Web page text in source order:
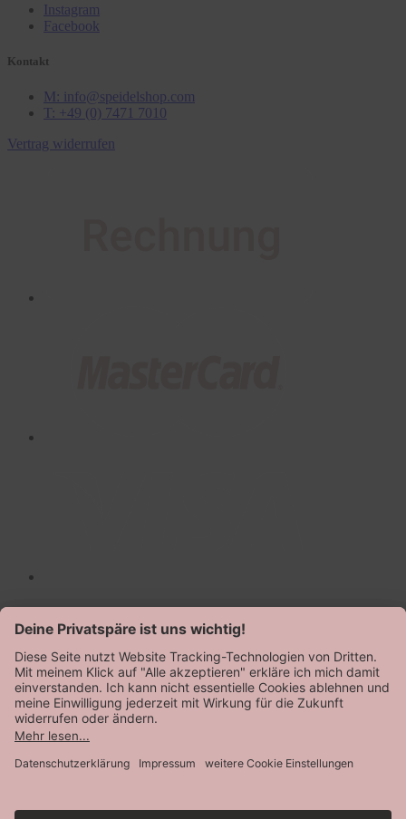
Instagram
Facebook
Kontakt
M: info@speidelshop.com
T: +49 (0) 7471 7010
Vertrag widerrufen
AGB
Datenschutz